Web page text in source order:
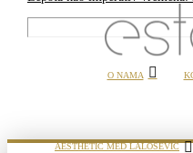
O NAMA
AESTHETIC MED LALOŠEVIĆ